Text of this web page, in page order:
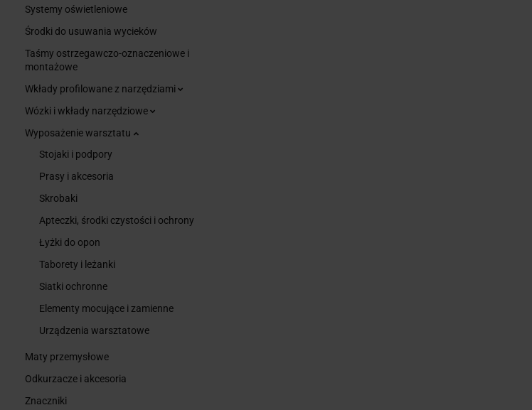
Systemy oświetleniowe
Środki do usuwania wycieków
Taśmy ostrzegawczo-oznaczeniowe i
montażowe
Wkłady profilowane z narzędziami
Wózki i wkłady narzędziowe
Wyposażenie warsztatu
Stojaki i podpory
Prasy i akcesoria
Skrobaki
Apteczki, środki czystości i ochrony
Łyżki do opon
Taborety i leżanki
Siatki ochronne
Elementy mocujące i zamienne
Urządzenia warsztatowe
Maty przemysłowe
Odkurzacze i akcesoria
Znaczniki